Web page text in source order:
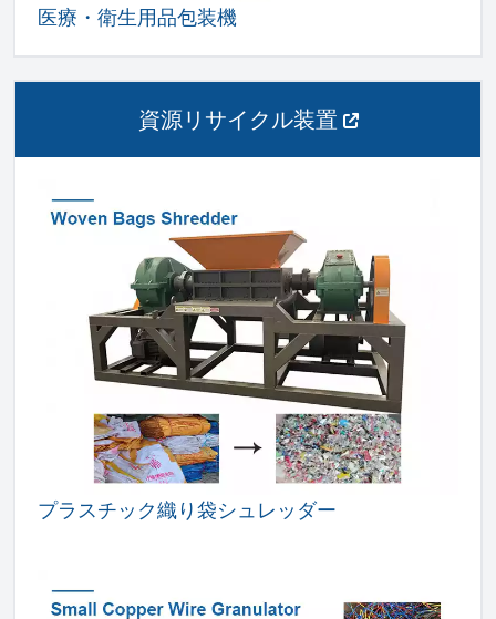
医療・衛生用品包装機
資源リサイクル装置
プラスチック織り袋シュレッダー